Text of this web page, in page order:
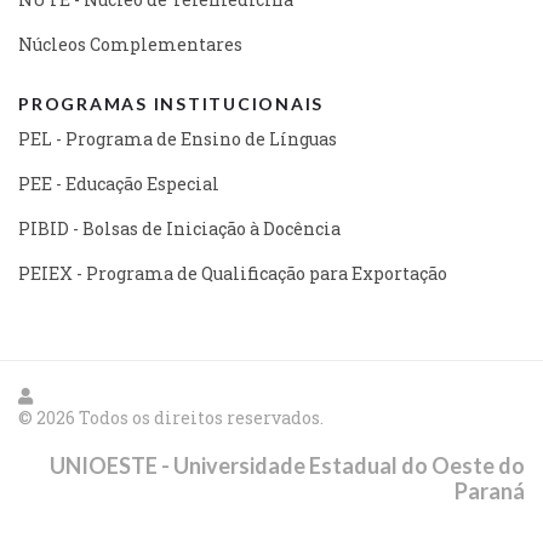
Núcleos Complementares
PROGRAMAS INSTITUCIONAIS
PEL - Programa de Ensino de Línguas
PEE - Educação Especial
PIBID - Bolsas de Iniciação à Docência
PEIEX - Programa de Qualificação para Exportação
© 2026 Todos os direitos reservados.
UNIOESTE - Universidade Estadual do Oeste do
Paraná